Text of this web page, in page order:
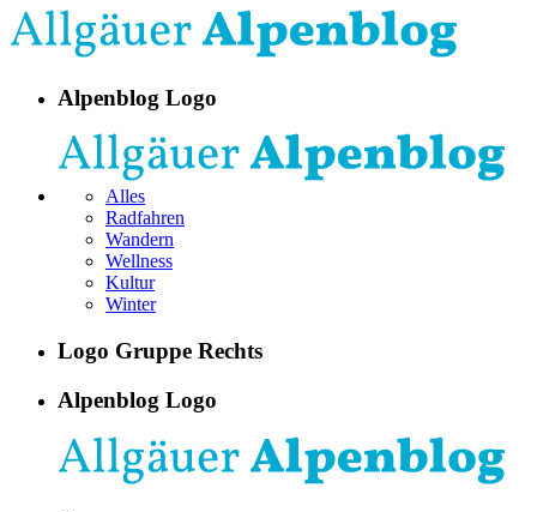
Alpenblog Logo
Alles
Radfahren
Wandern
Wellness
Kultur
Winter
Logo Gruppe Rechts
Alpenblog Logo